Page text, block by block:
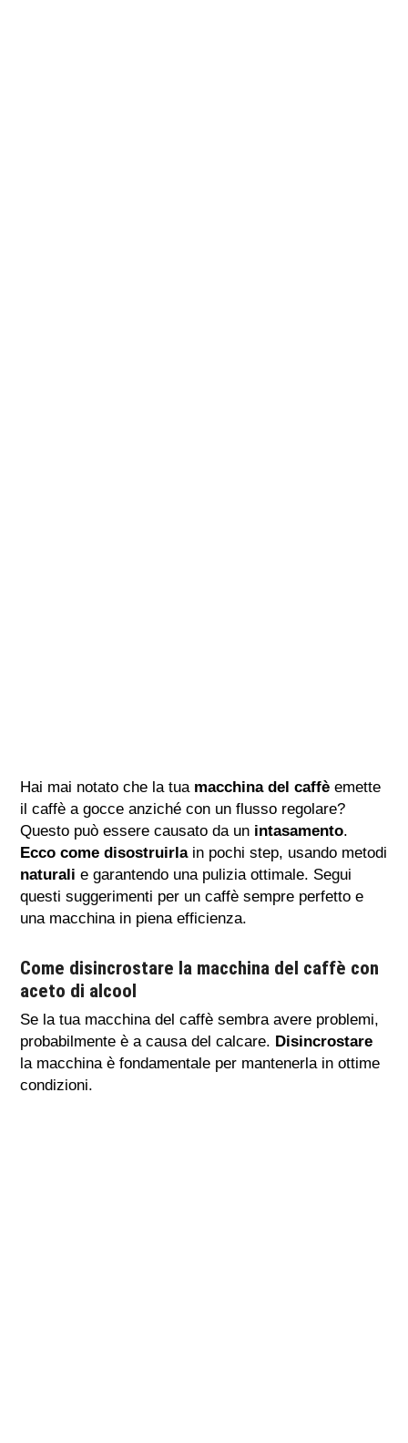
Hai mai notato che la tua macchina del caffè emette
il caffè a gocce anziché con un flusso regolare?
Questo può essere causato da un intasamento.
Ecco come disostruirlain pochi step, usando metodi
naturali e garantendo una pulizia ottimale. Segui
questi suggerimenti per un caffè sempre perfetto e
una macchina in piena efficienza.
Come disincrostare la macchina del caffè con
aceto di alcool
Se la tua macchina del caffè sembra avere problemi,
probabilmente è a causa del calcare. Disincrostare
la macchina è fondamentale per mantenerla in ottime
condizioni.